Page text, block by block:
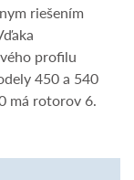
riešením
profilu
450 a 540
má rotorov 6.